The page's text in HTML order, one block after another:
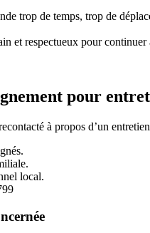
trop de temps, trop de
et respectueux pour
pour
à propos d’un
local.